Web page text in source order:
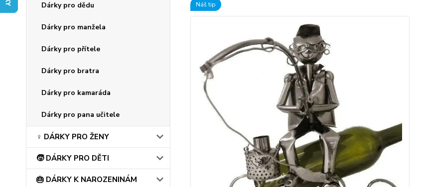
Dárky pro dědu
Dárky pro manžela
Dárky pro přítele
Dárky pro bratra
Dárky pro kamaráda
Dárky pro pana učitele
♀️ DÁRKY PRO ŽENY
🧒 DÁRKY PRO DĚTI
🎂 DÁRKY K NAROZENINÁM
Náš tip